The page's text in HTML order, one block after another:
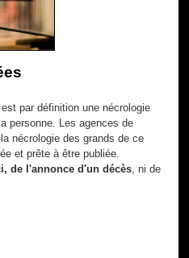
par définition une nécrologie
personne. Les agences de
nécrologie des grands de ce
et prête à être publiée.
de l'annonce d'un décès , ni de